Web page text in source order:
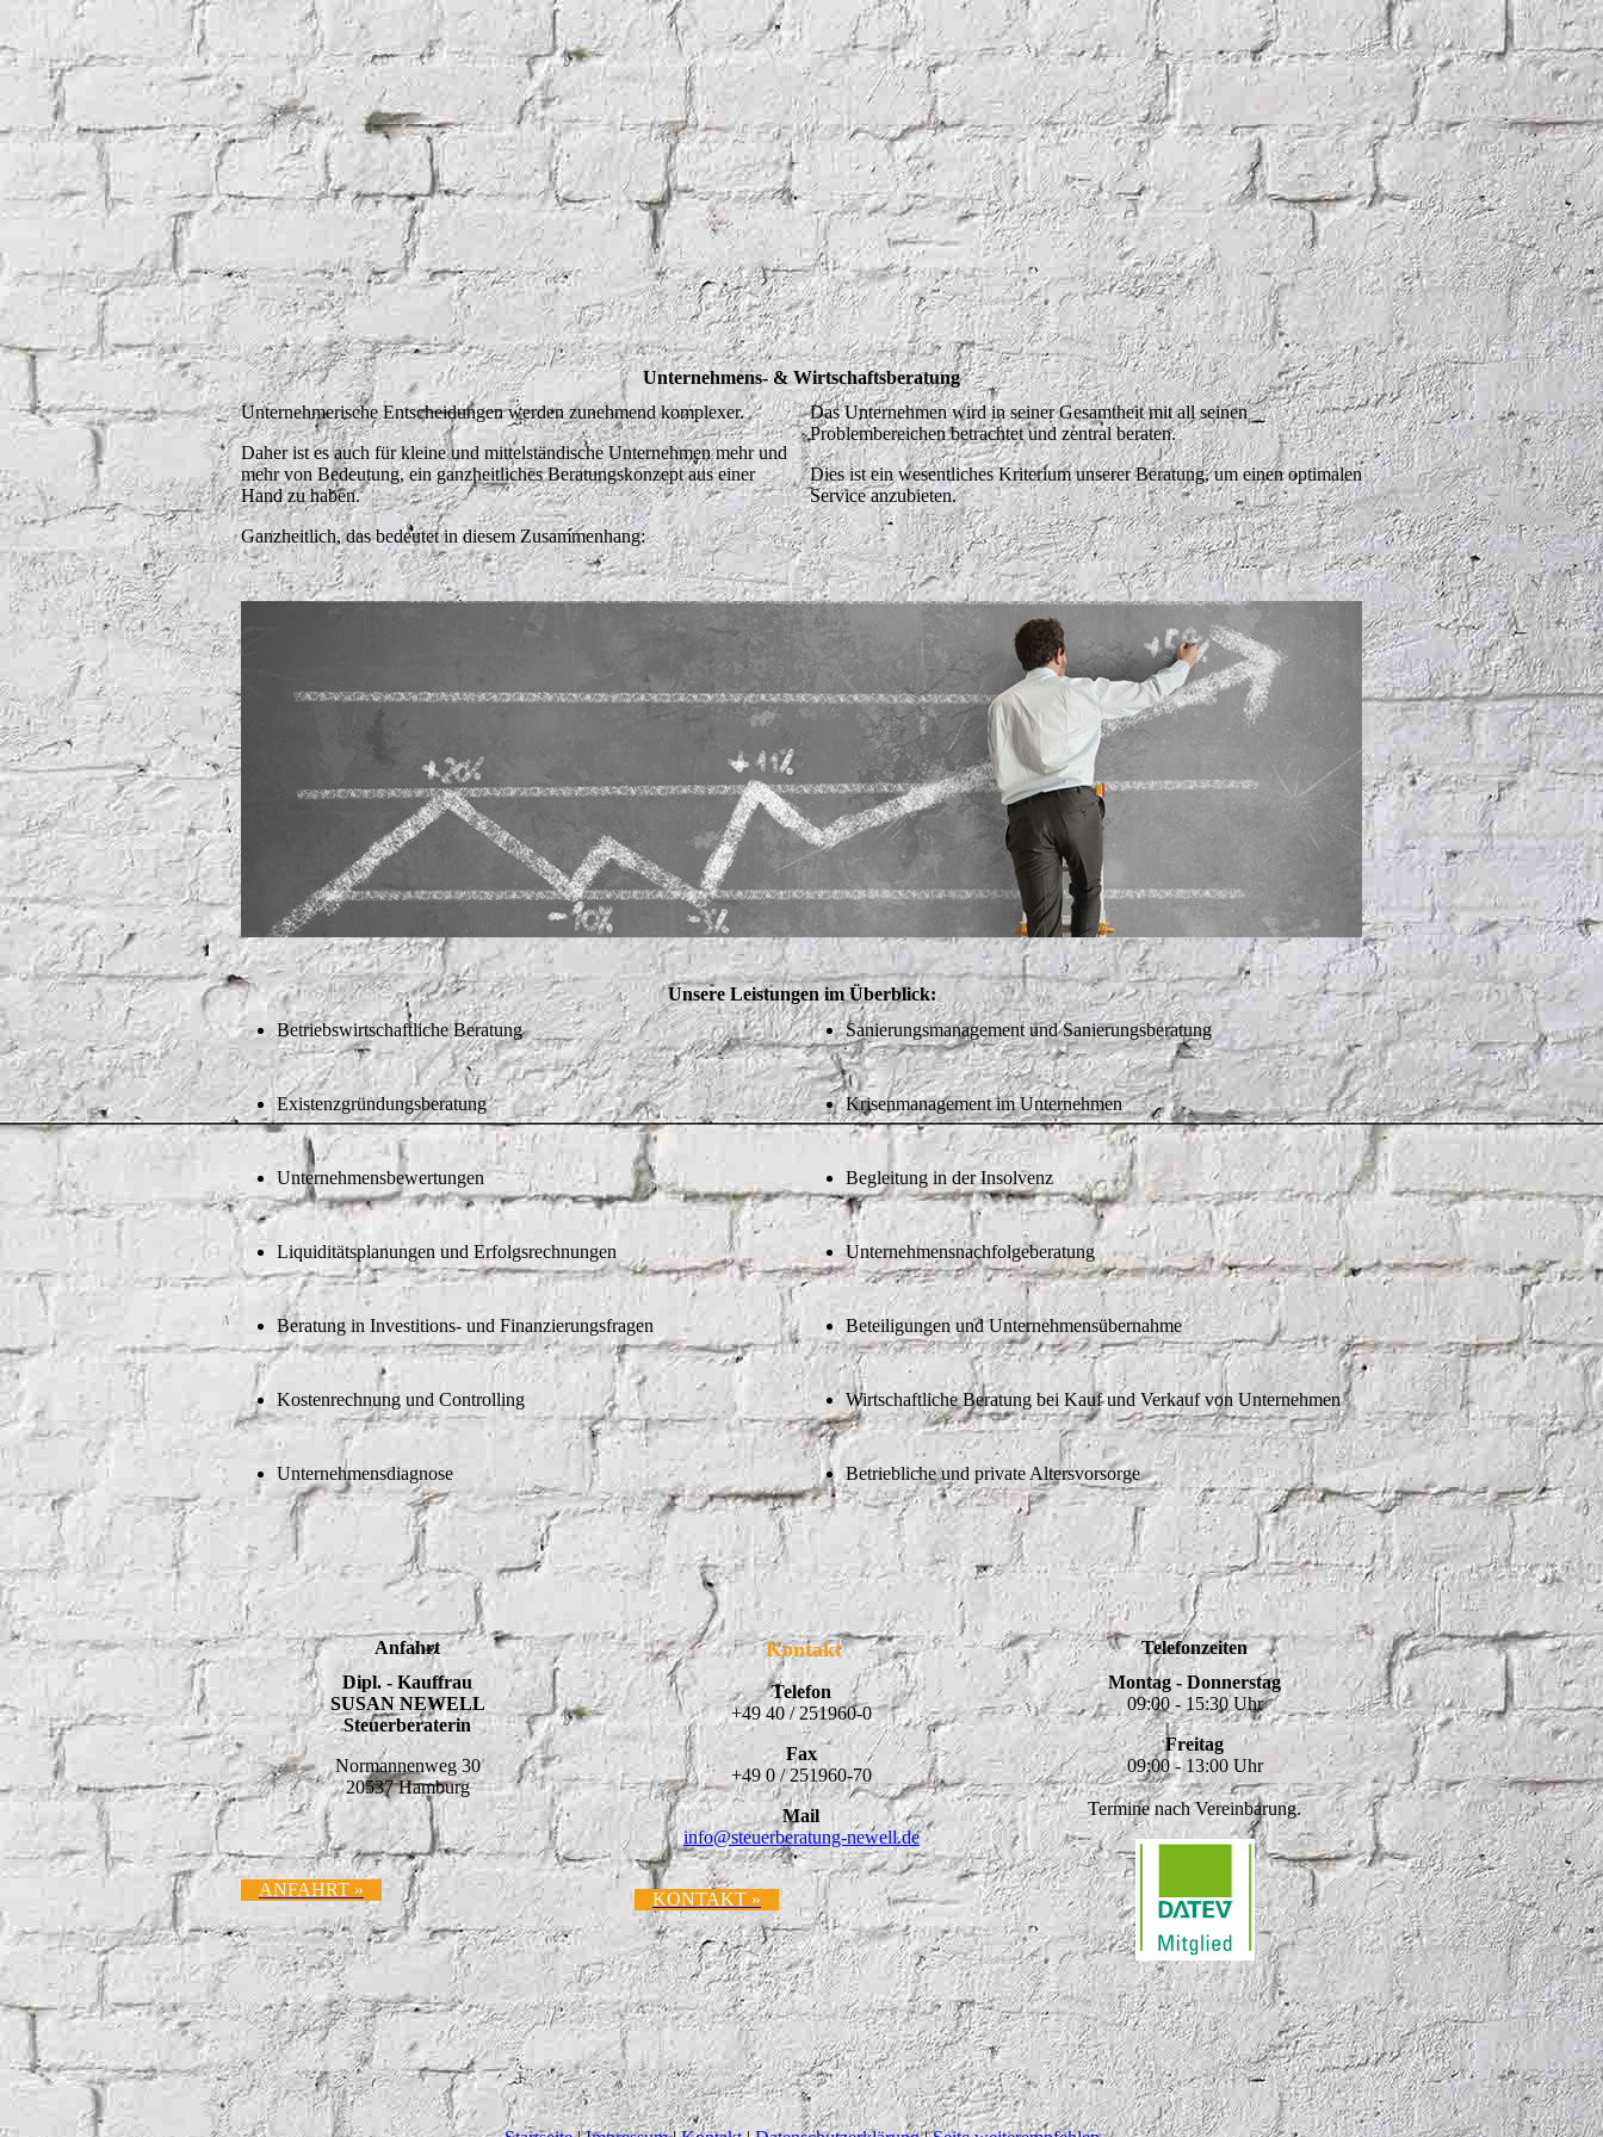
Unternehmens- & Wirtschaftsberatung
Unternehmerische Entscheidungen werden zunehmend komplexer.
Daher ist es auch für kleine und mittelständische Unternehmen mehr und
mehr von Bedeutung, ein ganzheitliches Beratungskonzept aus einer
Hand zu haben.
Ganzheitlich, das bedeutet in diesem Zusammenhang:
Das Unternehmen wird in seiner Gesamtheit mit all seinen
Problembereichen betrachtet und zentral beraten.
Dies ist ein wesentliches Kriterium unserer Beratung, um einen optimalen
Service anzubieten.
Unsere Leistungen im Überblick:
Betriebswirtschaftliche Beratung
Existenzgründungsberatung
Unternehmensbewertungen
Liquiditätsplanungen und Erfolgsrechnungen
Beratung in Investitions- und Finanzierungsfragen
Kostenrechnung und Controlling
Unternehmensdiagnose
Sanierungsmanagement und Sanierungsberatung
Krisenmanagement im Unternehmen
Begleitung in der Insolvenz
Unternehmensnachfolgeberatung
Beteiligungen und Unternehmensübernahme
Wirtschaftliche Beratung bei Kauf und Verkauf von Unternehmen
Betriebliche und private Altersvorsorge
Anfahrt
Dipl. - Kauffrau
SUSAN NEWELL
Steuerberaterin
Normannenweg 30
20537 Hamburg
ANFAHRT »
Kontakt
Telefon
+49 40 / 251960-0
Fax
+49 0 / 251960-70
Mail
info@steuerberatung-newell.de
KONTAKT »
Telefonzeiten
Montag - Donnerstag
09:00 - 15:30 Uhr
Freitag
09:00 - 13:00 Uhr
Termine nach Vereinbarung.